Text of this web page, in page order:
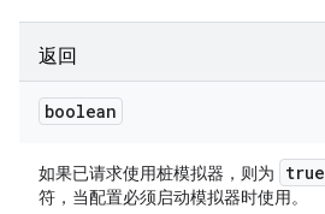
返回
boolean
如果已请求使用桩模拟器，则为 true
符，当配置必须启动模拟器时使用。